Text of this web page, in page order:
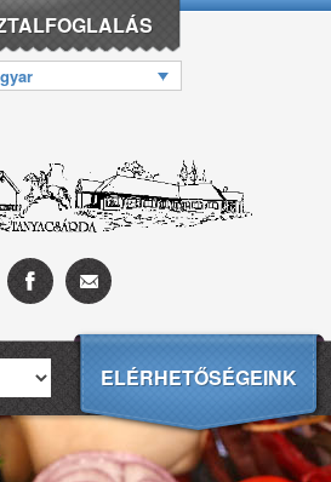
ELÉRHETŐSÉGEINK